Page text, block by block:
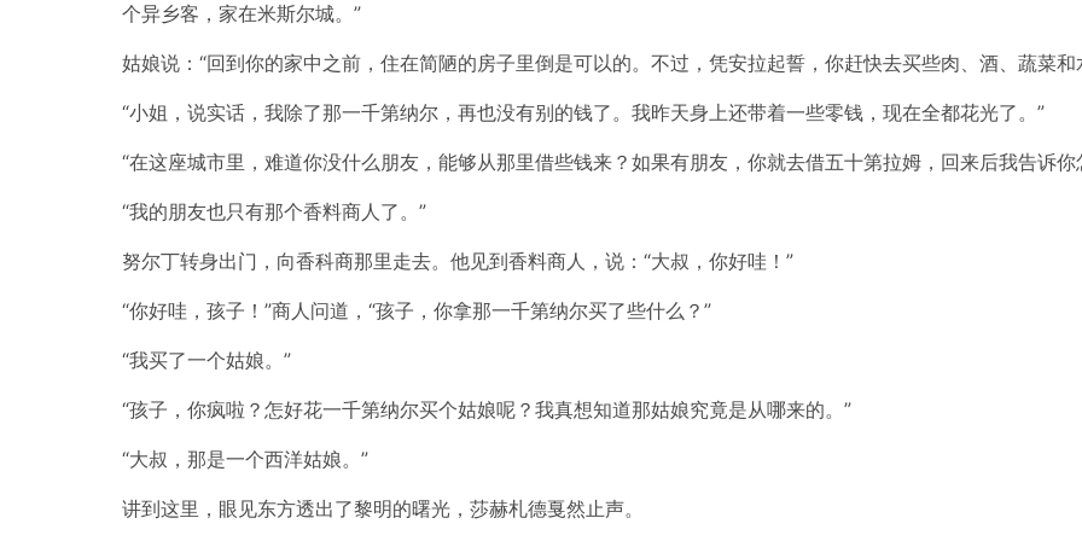
个异乡客，家在米斯尔城。”
姑娘说：“回到你的家中之前，住在简陋的房子里倒是可以的。不过，凭安拉起誓，你赶快去买些肉、酒、蔬菜和
“小姐，说实话，我除了那一千第纳尔，再也没有别的钱了。我昨天身上还带着一些零钱，现在全都花光了。”
“在这座城市里，难道你没什么朋友，能够从那里借些钱来？如果有朋友，你就去借五十第拉姆，回来后我告诉你
“我的朋友也只有那个香料商人了。”
努尔丁转身出门，向香科商那里走去。他见到香料商人，说：“大叔，你好哇！”
“你好哇，孩子！”商人问道，“孩子，你拿那一千第纳尔买了些什么？”
“我买了一个姑娘。”
“孩子，你疯啦？怎好花一千第纳尔买个姑娘呢？我真想知道那姑娘究竟是从哪来的。”
“大叔，那是一个西洋姑娘。”
讲到这里，眼见东方透出了黎明的曙光，莎赫札德戛然止声。